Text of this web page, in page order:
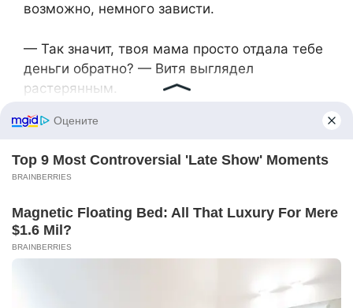
возможно, немного зависти.
— Так значит, твоя мама просто отдала тебе
деньги обратно? — Витя выглядел
растерянным.
— Да, Витя. Она понимает нашу ситуацию и
деньги, и она хочет, чтобы мы жили лучше.
пытаясь сгладить неловкость.
— Понятно, — тихо сказал Витя. Сколько